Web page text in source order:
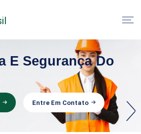
E Segurança Do
Entre Em Contato
Trabalho
Entre Em Contato
De NR's
WHATSAPP